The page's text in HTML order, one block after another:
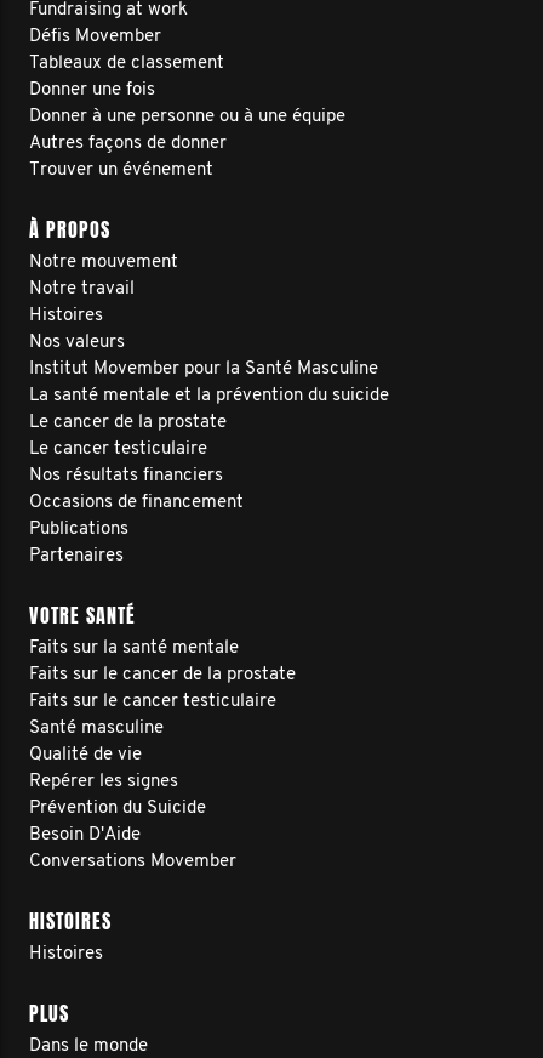
Fundraising at work
Défis Movember
Tableaux de classement
Donner une fois
Donner à une personne ou à une équipe
Autres façons de donner
Trouver un événement
À PROPOS
Notre mouvement
Notre travail
Histoires
Nos valeurs
Institut Movember pour la Santé Masculine
La santé mentale et la prévention du suicide
Le cancer de la prostate
Le cancer testiculaire
Nos résultats financiers
Occasions de financement
Publications
Partenaires
VOTRE SANTÉ
Faits sur la santé mentale
Faits sur le cancer de la prostate
Faits sur le cancer testiculaire
Santé masculine
Qualité de vie
Repérer les signes
Prévention du Suicide
Besoin D'Aide
Conversations Movember
HISTOIRES
Histoires
PLUS
Dans le monde